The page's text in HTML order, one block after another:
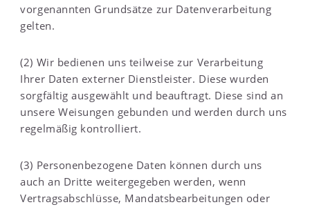
vorgenannten Grundsätze zur Datenverarbeitung
gelten.
(2) Wir bedienen uns teilweise zur Verarbeitung
Ihrer Daten externer Dienstleister. Diese wurden
sorgfältig ausgewählt und beauftragt. Diese sind an
unsere Weisungen gebunden und werden durch uns
regelmäßig kontrolliert.
(3) Personenbezogene Daten können durch uns
auch an Dritte weitergegeben werden, wenn
Vertragsabschlüsse, Mandatsbearbeitungen oder